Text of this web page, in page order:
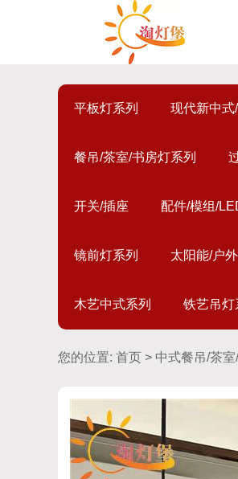
平板灯系列 现代新中式
餐吊/茶室/书房灯系列
开关/插座 配件/模组/
镜前灯系列 太阳能/户
木艺中式系列 铁艺吊灯
您的位置: 首页 > 中式餐吊/茶